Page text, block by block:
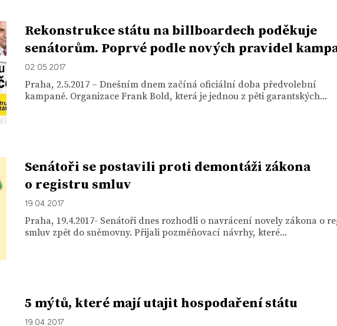
Rekonstrukce státu na billboardech poděkuje
senátorům. Poprvé podle nových pravidel
02. 05. 2017
Praha, 2.5.2017 – Dnešním dnem začíná oficiální doba předvolební
kampaně. Organizace Frank Bold, která je jednou z pěti garantských...
Senátoři se postavili proti demontáži zákona
o registru smluv
19. 04. 2017
Praha, 19.4.2017- Senátoři dnes rozhodli o navrácení novely zákona o
smluv zpět do sněmovny. Přijali pozměňovací návrhy, které...
5 mýtů, které mají utajit hospodaření státu
19. 04. 2017